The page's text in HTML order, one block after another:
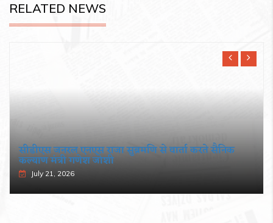
RELATED NEWS
सीडीएस जनरल एनएस राजा सुब्रमणि से वार्ता करते सैनिक
कल्याण मंत्री गणेश जोशी
July 21, 2026